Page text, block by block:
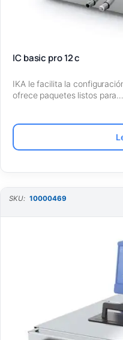
IC basic pro 12 c
IKA le facilita la
ofrece paquetes listos para…
SKU: 10000469